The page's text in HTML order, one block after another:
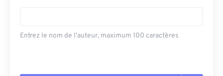
Entrez le nom de l'auteur, maximum 100 caractères